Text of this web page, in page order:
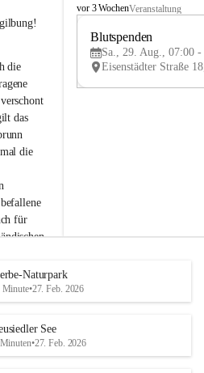
die
das
die
für
oder
Bitte
Winzer
B
e
u
e
d
r
S
vor 3 WochenVeranstaltung
Blutspenden
Sa., 29. Aug., 07:00 -
Naturpark
Minute•27. Feb. 2026
See
•27. Feb. 2026